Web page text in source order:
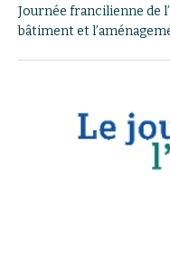
Journée francilienne de
bâtiment et